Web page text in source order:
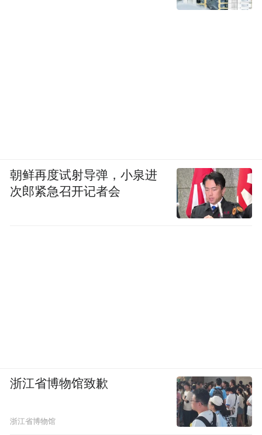
朝鲜再度试射导弹，小泉进
次郎紧急召开记者会
浙江省博物馆致歉
浙江省博物馆